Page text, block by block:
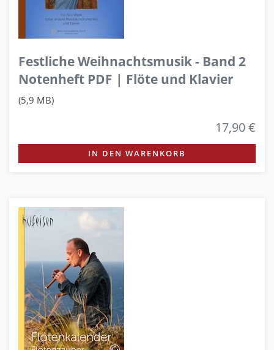
Festliche Weihnachtsmusik - Band 2
Notenheft PDF | Flöte und Klavier
(5,9 MB)
17,90 €
IN DEN WARENKORB